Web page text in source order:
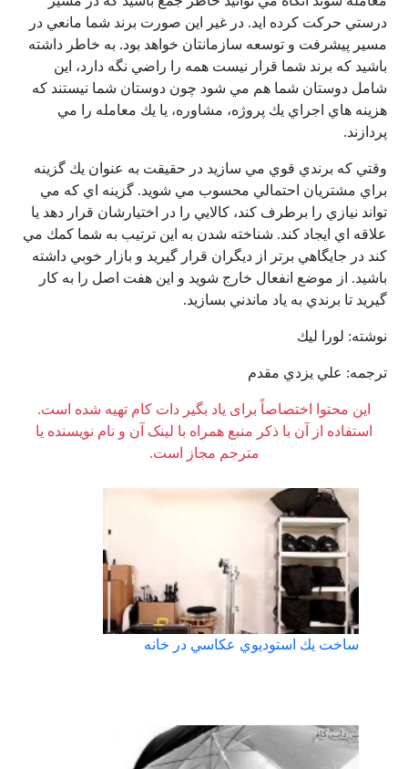
درستي حركت كرده ايد. در غير اين صورت برند شما مانعي در
مسير پيشرفت و توسعه سازمانتان خواهد بود. به خاطر داشته
باشيد كه برند شما قرار نيست همه را راضي نگه دارد، اين
شامل دوستان شما هم مي شود چون دوستان شما نيستند كه
هزينه هاي اجراي يك پروژه، مشاوره، يا يك معامله را مي
پردازند.
وقتي كه برندي قوي مي سازيد در حقيقت به عنوان يك گزينه
براي مشتريان احتمالي محسوب مي شويد. گزينه اي كه مي
تواند نيازي را برطرف كند، كالايي را در اختيارشان قرار دهد يا
علاقه اي ايجاد كند. شناخته شدن به اين ترتيب به شما كمك مي
كند در جايگاهي برتر از ديگران قرار گيريد و بازار خوبي داشته
باشيد. از موضع انفعال خارج شويد و اين هفت اصل را به كار
گيريد تا برندي به ياد ماندني بسازيد.
نوشته: لورا ليك
ترجمه: علي يزدي مقدم
این محتوا اختصاصاً برای یاد بگیر دات کام تهیه شده است.
استفاده از آن با ذکر منبع همراه با لینک آن و نام نویسنده یا
مترجم مجاز است.
ساخت يك استوديوي عكاسي در خانه